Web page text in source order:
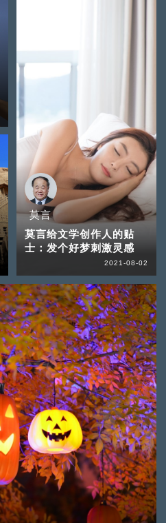
莫言
莫言给文学创作人的贴
士：发个好梦刺激灵感
2021-08-02